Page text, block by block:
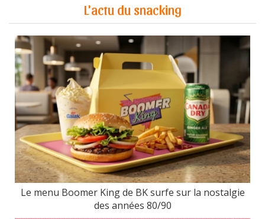
L'actu du snacking
Le menu Boomer King de BK surfe sur la nostalgie
des années 80/90